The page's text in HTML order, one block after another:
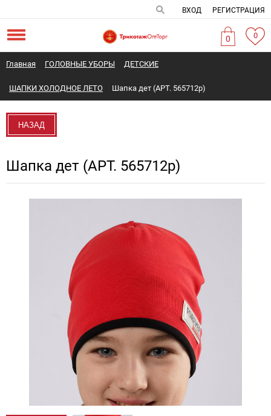
ВХОД РЕГИСТРАЦИЯ
0 0
Главная ГОЛОВНЫЕ УБОРЫ ДЕТСКИЕ
ШАПКИ ХОЛОДНОЕ ЛЕТО Шапка дет (АРТ. 565712р)
НАЗАД
Шапка дет (АРТ. 565712р)